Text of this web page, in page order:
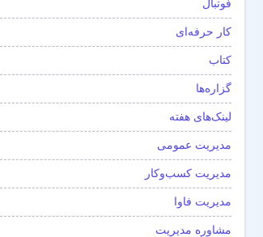
فوتبال
کار حرفه‌ای
کتاب
گزاره‌ها
لینک‌های هفته
مدیریت عمومی
مدیریت کسب‌و‌کار
مدیریت فاوا
مشاوره مدیریت